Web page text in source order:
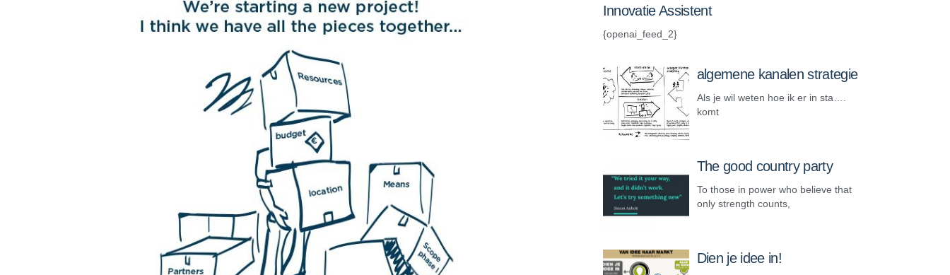
Innovatie Assistent
{openai_feed_2}
algemene kanalen strategie
Als je wil weten hoe ik er in sta….
komt
The good country party
To those in power who believe that
only strength counts,
Dien je idee in!